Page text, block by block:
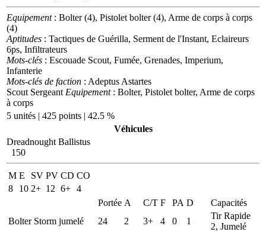
Equipement: Bolter (4), Pistolet bolter (4), Arme de corps à corps
(4)
Aptitudes : Tactiques de Guérilla, Serment de l'Instant, Eclaireurs
6ps, Infiltrateurs
Mots-clés : Escouade Scout, Fumée, Grenades, Imperium,
Infanterie
Mots-clés de faction : Adeptus Astartes
Scout Sergeant Equipement: Bolter, Pistolet bolter, Arme de corps
à corps
5 unités | 425 points | 42.5 %
Véhicules
Dreadnought Ballistus
150
M E SV PV CD CO
8
10 2+ 12 6+ 4
Portée A C/T F PA D
Capacités
Bolter Storm jumelé
24 2 3+ 4 0 1
Tir Rapide
2, Jumelé